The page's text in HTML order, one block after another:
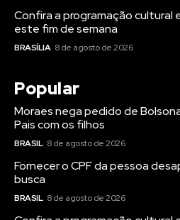
Confira a programação cultural
este fim de semana
BRASÍLIA 8 de agosto de 2026
Popular
Moraes nega pedido de
Pais com os filhos
BRASIL 8 de agosto de 2026
Fornecer o CPF da pessoa
busca
BRASIL 8 de agosto de 2026